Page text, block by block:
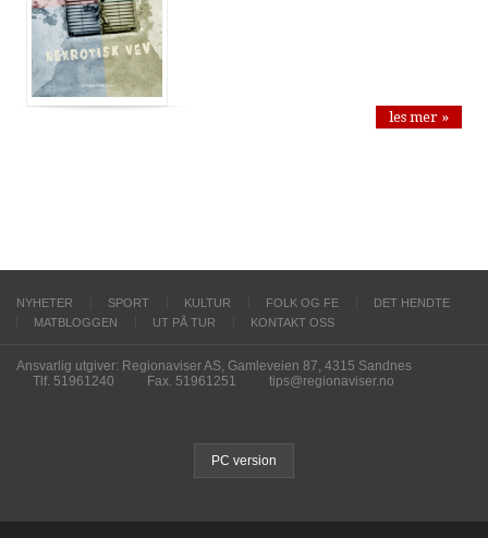
les mer »
NYHETER SPORT KULTUR FOLK OG FE
DET HENDTE
MATBLOGGEN
UT PÅ TUR KONTAKT OSS
Ansvarlig utgiver: Regionaviser AS, Gamleveien 87, 4315 Sandnes
Tlf. 51961240
Fax. 51961251 tips@regionaviser.no
PC version